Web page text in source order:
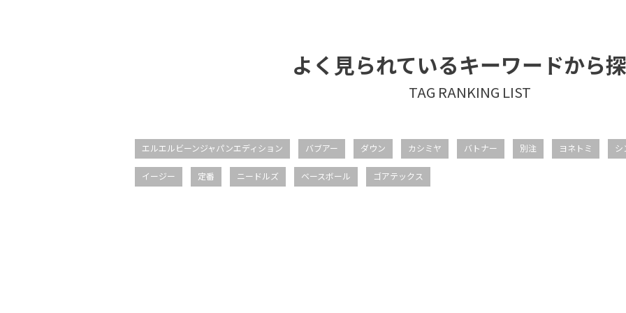
よく見られているキーワードから
エルエルビーンジャパンエディション バブアー ダウン カシミヤ バトナー 別注 ヨネトミ シ
イージー 定番 ニードルズ ベースボール ゴアテックス